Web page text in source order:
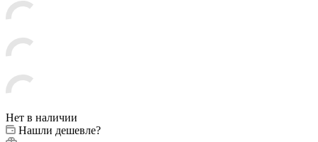
Нет в наличии
Нашли дешевле?